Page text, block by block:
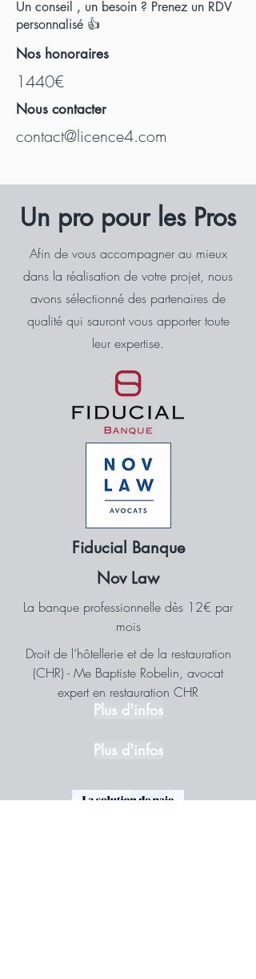
Un conseil , un besoin ? Prenez un RDV
personnalisé 👍
Nos honoraires
1440€
Nous contacter
contact@licence4.com
Un pro pour les Pros
Afin de vous accompagner au mieux
dans la réalisation de votre projet, nous
avons sélectionné des partenaires de
qualité qui sauront vous apporter toute
leur expertise.
Fiducial Banque
Nov Law
La banque professionnelle dès 12€ par
mois
Droit de l’hôtellerie et de la restauration
(CHR) - Me Baptiste Robelin, avocat
expert en restauration CHR
Plus d'infos
Plus d'infos